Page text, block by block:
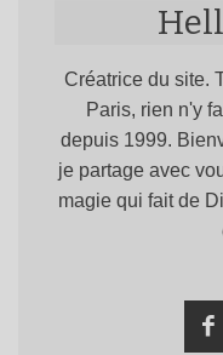
Créatrice du site.
Paris, rien n'y
depuis 1999.
je partage avec
magie qui fait de